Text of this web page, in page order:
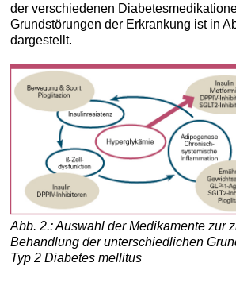
der verschiedenen
Grundstörungen der Erkrankung ist in
dargestellt.
Abb. 2.: Auswahl der Medikamente zur
Behandlung der unterschiedlichen
Typ 2 Diabetes mellitus